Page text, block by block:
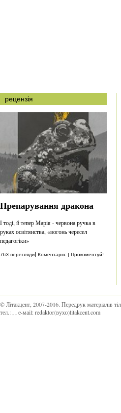
рецензія
Препарування дракона
І тоді, й тепер Марія - червона ручка в
руках освітянства, «вогонь чересел
педагогіки»
763 перегляди| Коментарів: | Прокоментуй!
© Літакцент, 2007-2016. Передрук матеріалів
тел.:
, е-маіl:redaktor(вухо)litakcent.com